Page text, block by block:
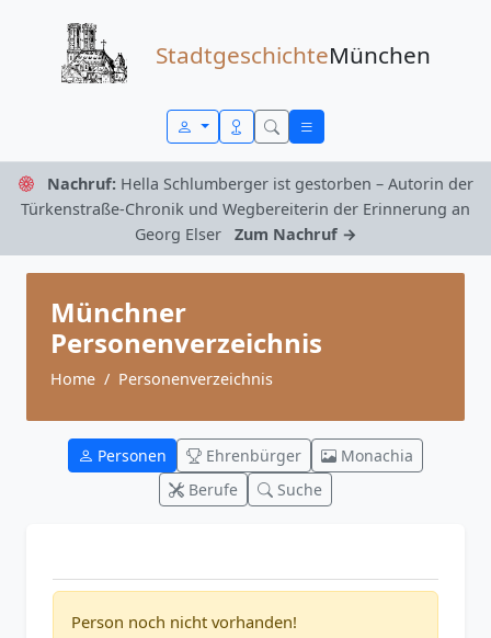
StadtgeschichteMünchen
Nachruf: Hella Schlumberger ist gestorben – Autorin der
Türkenstraße-Chronik und Wegbereiterin der Erinnerung an
Georg Elser
Zum Nachruf →
Münchner
Personenverzeichnis
Home Personenverzeichnis
Personen Ehrenbürger
Monachia
Berufe
Suche
Person noch nicht vorhanden!